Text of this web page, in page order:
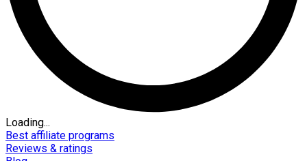
Loading...
Best affiliate programs
Reviews & ratings